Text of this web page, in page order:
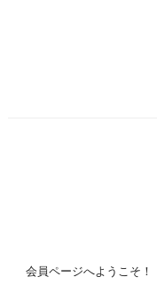
会員ページへようこそ！